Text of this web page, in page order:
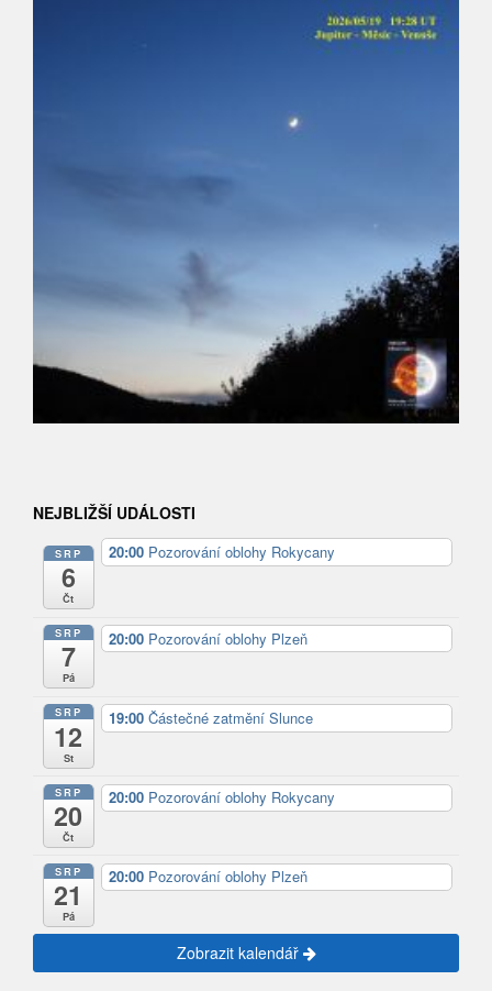
NEJBLIŽŠÍ UDÁLOSTI
SRP
6
Čt
20:00 Pozorování oblohy Rokycany
SRP
7
Pá
20:00 Pozorování oblohy Plzeň
SRP
12
St
19:00 Částečné zatmění Slunce
SRP
20
Čt
20:00 Pozorování oblohy Rokycany
SRP
21
Pá
20:00 Pozorování oblohy Plzeň
Zobrazit kalendář